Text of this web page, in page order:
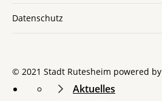
Datenschutz
© 2021 Stadt Rutesheim powered by
Aktuelles